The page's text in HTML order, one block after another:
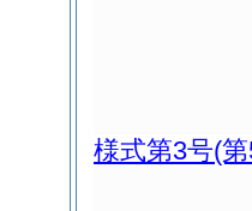
様式第3号(